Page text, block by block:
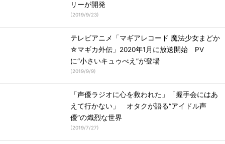
リーが開発
(2019/9/23)
テレビアニメ「マギアレコード 魔法少女まどか
☆マギカ外伝」2020年1月に放送開始 PV
に“小さいキュゥべえ”が登場
(2019/9/9)
「声優ラジオに心を救われた」「握手会にはあ
えて行かない」 オタクが語る“アイドル声
優”の熾烈な世界
(2019/7/27)